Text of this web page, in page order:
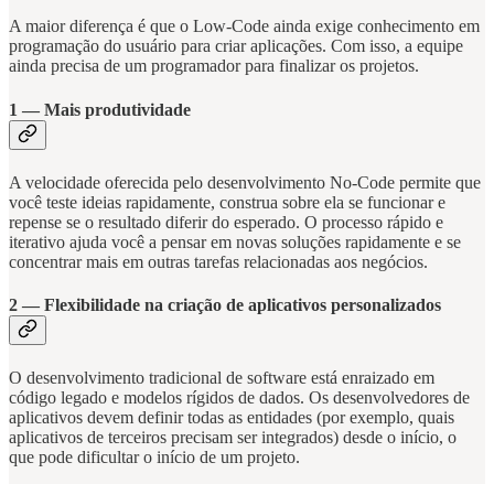
A maior diferença é que o Low-Code ainda exige conhecimento em
programação do usuário para criar aplicações. Com isso, a equipe
ainda precisa de um programador para finalizar os projetos.
1 — Mais produtividade
A velocidade oferecida pelo desenvolvimento No-Code permite que
você teste ideias rapidamente, construa sobre ela se funcionar e
repense se o resultado diferir do esperado. O processo rápido e
iterativo ajuda você a pensar em novas soluções rapidamente e se
concentrar mais em outras tarefas relacionadas aos negócios.
2 — Flexibilidade na criação de aplicativos personalizados
O desenvolvimento tradicional de software está enraizado em
código legado e modelos rígidos de dados. Os desenvolvedores de
aplicativos devem definir todas as entidades (por exemplo, quais
aplicativos de terceiros precisam ser integrados) desde o início, o
que pode dificultar o início de um projeto.